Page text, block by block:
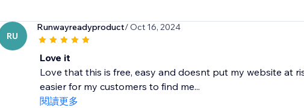
RU
Runwayreadyproduct/ Oct 16, 2024
Love it
Love that this is free, easy and doesnt put my website at
easier for my customers to find me...
閱讀更多